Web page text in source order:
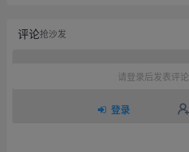
评论抢沙发
请登录后发表评论
登录